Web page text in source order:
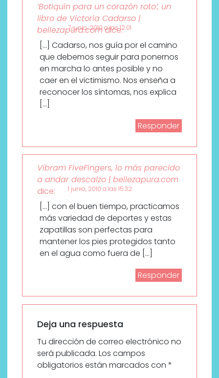
‘Botiquín para un corazón roto’, un
libro de Victoria Cadarso |
bellezapura.comdice:
7 junio, 2010 a las 12:01
[…] Cadarso, nos guía por el camino
que debemos seguir para ponernos
en marcha lo antes posible y no
caer en el victimismo. Nos enseña a
reconocer los síntomas, nos explica
[…]
Responder
Vibram FiveFingers, lo más parecido
a andar descalzo | bellezapura.com
dice:
1 junio, 2010 a las 15:32
[…] con el buen tiempo, practicamos
más variedad de deportes y estas
zapatillas son perfectas para
mantener los pies protegidos tanto
en el agua como fuera de […]
Responder
Deja una respuesta
Tu dirección de correo electrónico no
será publicada. Los campos
obligatorios están marcados con *